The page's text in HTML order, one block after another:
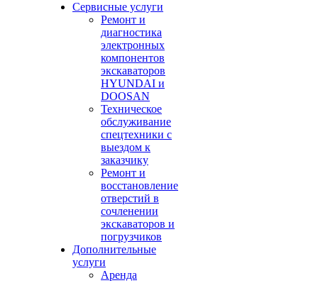
Сервисные услуги
Ремонт и
диагностика
электронных
компонентов
экскаваторов
HYUNDAI и
DOOSAN
Техническое
обслуживание
спецтехники с
выездом к
заказчику
Ремонт и
восстановление
отверстий в
сочленении
экскаваторов и
погрузчиков
Дополнительные
услуги
Аренда